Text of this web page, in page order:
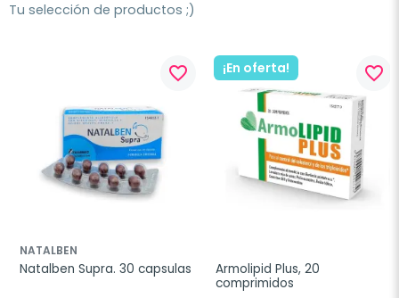
Tu selección de productos ;)
favorite_border
NATALBEN
Natalben Supra. 30 capsulas
¡En oferta! favorite_border
Armolipid Plus, 20
comprimidos